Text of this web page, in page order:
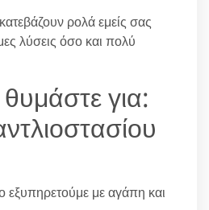
ρολά εμείς σας
λύσεις όσο και πολύ
θυμάστε για:
εξυπηρετούμε με αγάπη και